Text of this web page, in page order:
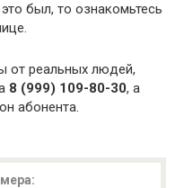
был, то ознакомьтесь
от реальных людей,
8 (999) 109-80-30, а
абонента.